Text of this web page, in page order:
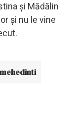
și Mădălin
și nu le vine
mehedinti